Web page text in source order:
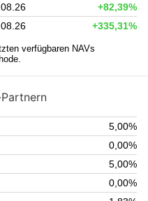
+82,39%
+335,31%
verfügbaren NAVs
5,00%
0,00%
5,00%
0,00%